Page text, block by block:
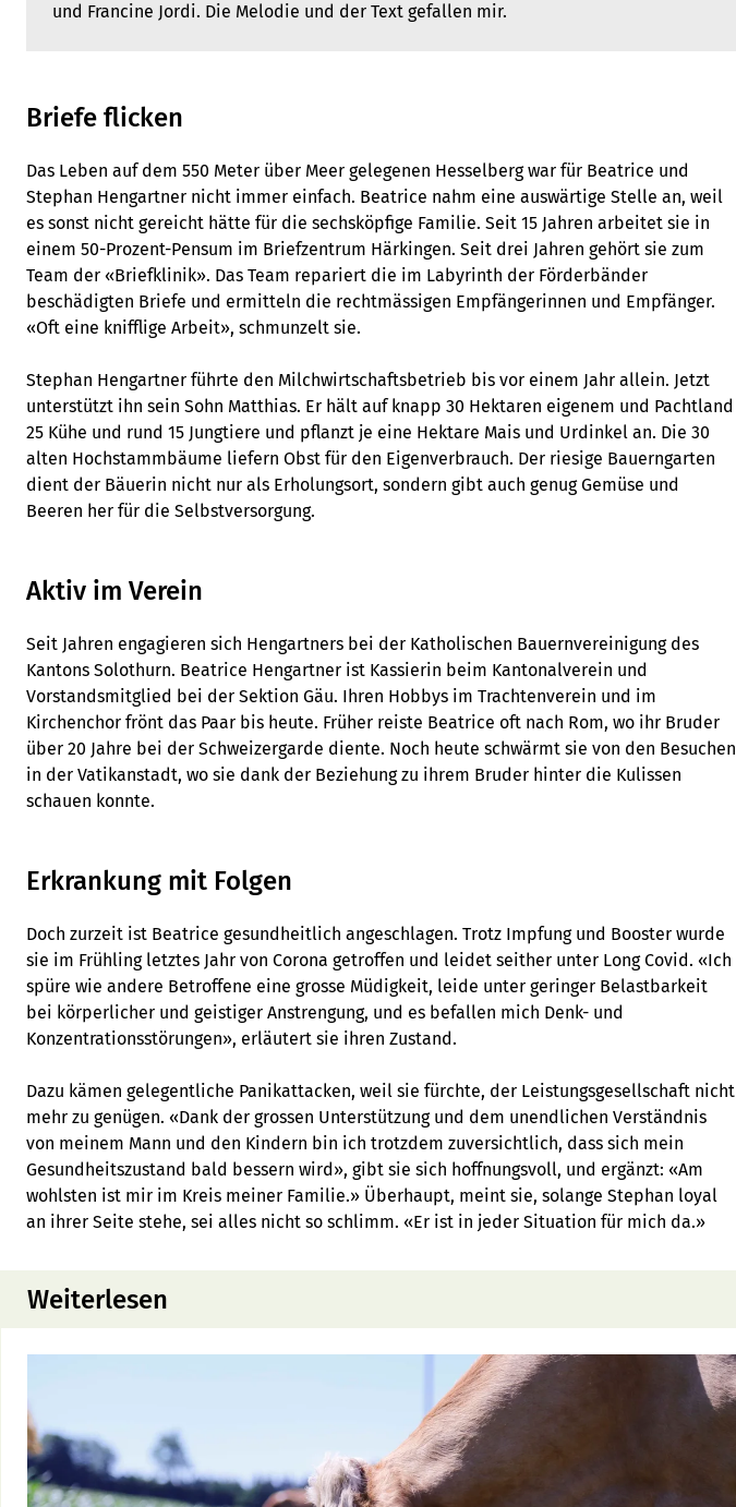
und Francine Jordi. Die Melodie und der Text gefallen mir.
Briefe flicken
Das Leben auf dem 550 Meter über Meer gelegenen Hesselberg war für Beatrice und
Stephan Hengartner nicht immer einfach. Beatrice nahm eine auswärtige Stelle an, weil
es sonst nicht gereicht hätte für die sechsköpfige Familie. Seit 15 Jahren arbeitet sie in
einem 50-Prozent-Pensum im Briefzentrum Härkingen. Seit drei Jahren gehört sie zum
Team der «Briefklinik». Das Team repariert die im Labyrinth der Förderbänder
beschädigten Briefe und ermitteln die rechtmässigen Empfängerinnen und Empfänger.
«Oft eine knifflige Arbeit», schmunzelt sie.
Stephan Hengartner führte den Milchwirtschaftsbetrieb bis vor einem Jahr allein. Jetzt
unterstützt ihn sein Sohn Matthias. Er hält auf knapp 30 Hektaren eigenem und Pachtland
25 Kühe und rund 15 Jungtiere und pflanzt je eine Hektare Mais und Urdinkel an. Die 30
alten Hochstammbäume liefern Obst für den Eigenverbrauch. Der riesige Bauerngarten
dient der Bäuerin nicht nur als Erholungsort, sondern gibt auch genug Gemüse und
Beeren her für die Selbstversorgung.
Aktiv im Verein
Seit Jahren engagieren sich Hengartners bei der Katholischen Bauernvereinigung des
Kantons Solothurn. Beatrice Hengartner ist Kassierin beim Kantonalverein und
Vorstandsmitglied bei der Sektion Gäu. Ihren Hobbys im Trachtenverein und im
Kirchenchor frönt das Paar bis heute. Früher reiste Beatrice oft nach Rom, wo ihr Bruder
über 20 Jahre bei der Schweizergarde diente. Noch heute schwärmt sie von den Besuchen
in der Vatikanstadt, wo sie dank der Beziehung zu ihrem Bruder hinter die Kulissen
schauen konnte.
Erkrankung mit Folgen
Doch zurzeit ist Beatrice gesundheitlich angeschlagen. Trotz Impfung und Booster wurde
sie im Frühling letztes Jahr von Corona getroffen und leidet seither unter Long Covid. «Ich
spüre wie andere Betroffene eine grosse Müdigkeit, leide unter geringer Belastbarkeit
bei körperlicher und geistiger Anstrengung, und es befallen mich Denk- und
Konzentrationsstörungen», erläutert sie ihren Zustand.
Dazu kämen gelegentliche Panikattacken, weil sie fürchte, der Leistungsgesellschaft nicht
mehr zu genügen. «Dank der grossen Unterstützung und dem unendlichen Verständnis
von meinem Mann und den Kindern bin ich trotzdem zuversichtlich, dass sich mein
Gesundheitszustand bald bessern wird», gibt sie sich hoffnungsvoll, und ergänzt: «Am
wohlsten ist mir im Kreis meiner Familie.» Überhaupt, meint sie, solange Stephan loyal
an ihrer Seite stehe, sei alles nicht so schlimm. «Er ist in jeder Situation für mich da.»
Weiterlesen